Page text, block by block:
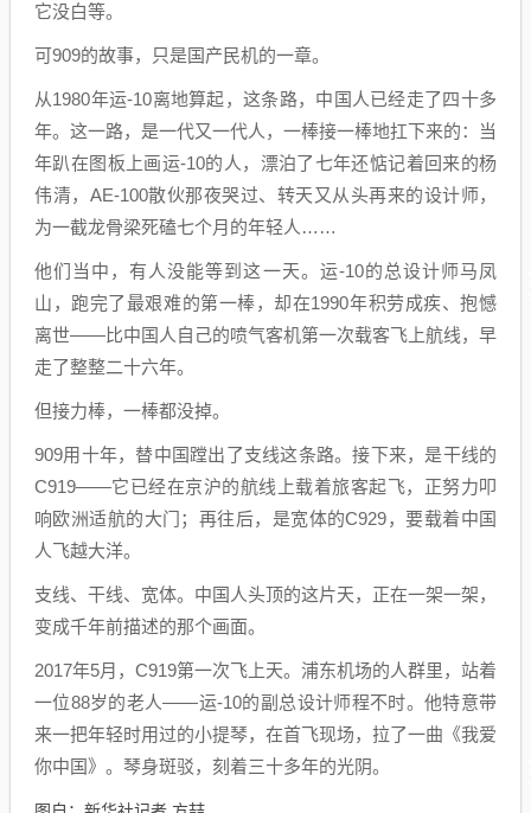
它没白等。
可909的故事，只是国产民机的一章。
从1980年运-10离地算起，这条路，中国人已经走了四十多
年。这一路，是一代又一代人，一棒接一棒地扛下来的：当
年趴在图板上画运-10的人，漂泊了七年还惦记着回来的杨
伟清，AE-100散伙那夜哭过、转天又从头再来的设计师，
为一截龙骨梁死磕七个月的年轻人……
他们当中，有人没能等到这一天。运-10的总设计师马凤
山，跑完了最艰难的第一棒，却在1990年积劳成疾、抱憾
离世——比中国人自己的喷气客机第一次载客飞上航线，早
走了整整二十六年。
但接力棒，一棒都没掉。
909用十年，替中国蹚出了支线这条路。接下来，是干线的
C919——它已经在京沪的航线上载着旅客起飞，正努力叩
响欧洲适航的大门；再往后，是宽体的C929，要载着中国
人飞越大洋。
支线、干线、宽体。中国人头顶的这片天，正在一架一架，
变成千年前描述的那个画面。
2017年5月，C919第一次飞上天。浦东机场的人群里，站着
一位88岁的老人——运-10的副总设计师程不时。他特意带
来一把年轻时用过的小提琴，在首飞现场，拉了一曲《我爱
你中国》。琴身斑驳，刻着三十多年的光阴。